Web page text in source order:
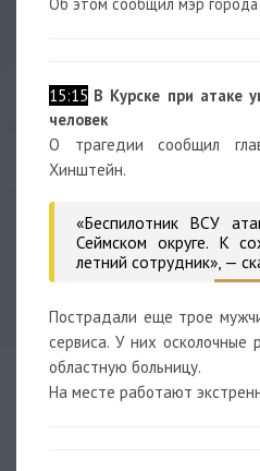
15:15 В Курске при атаке
человек
О трагедии сообщил
Хинштейн.
«Беспилотник ВСУ
Сеймском округе. К
летний сотрудник», —
Пострадали еще трое
сервиса. У них осколочные
областную больницу.
На месте работают